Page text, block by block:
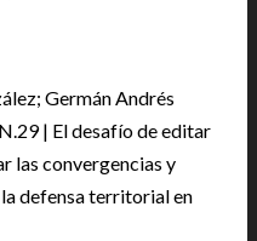
Germán Andrés
| El desafío de editar
las convergencias y
defensa territorial en